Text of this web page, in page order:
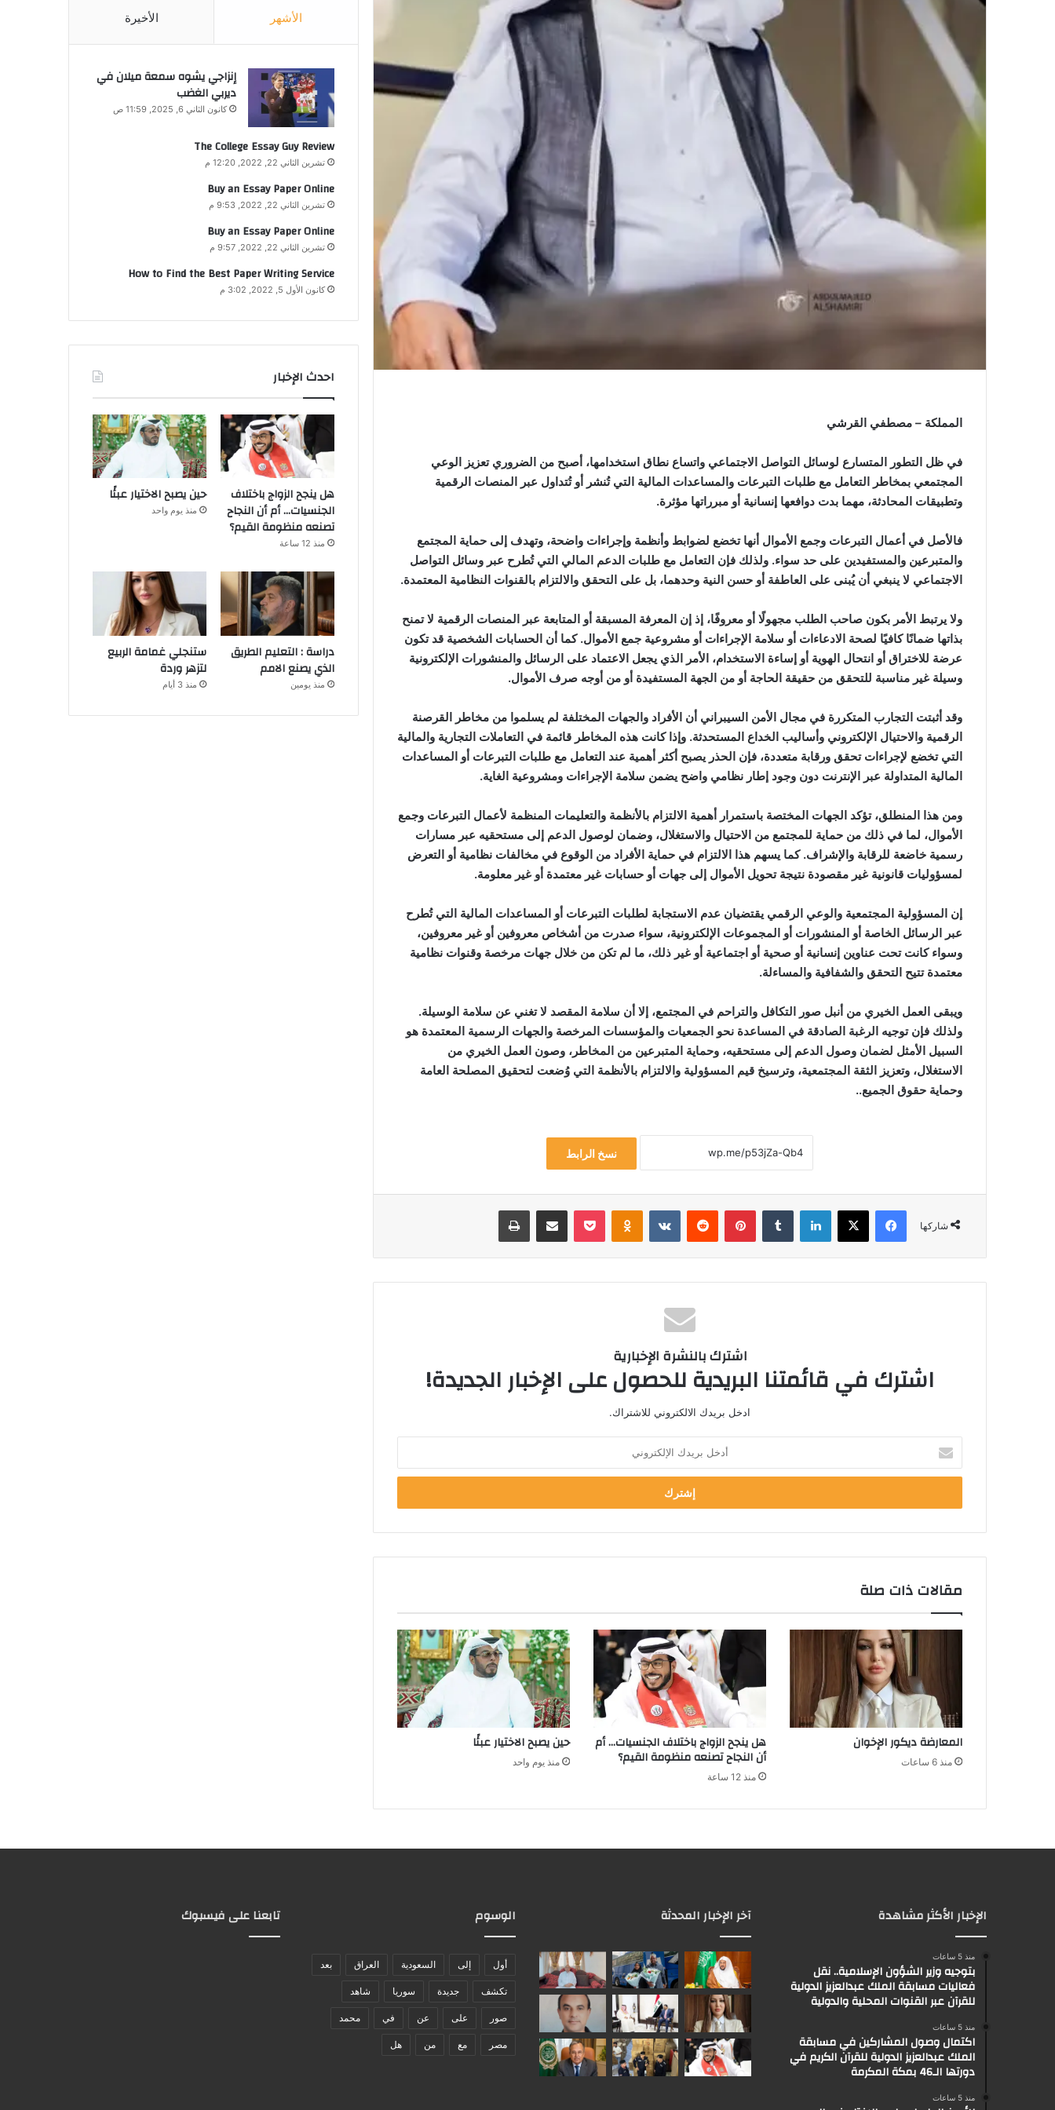
المملكة – مصطفي القرشي
في ظل التطور المتسارع لوسائل التواصل الاجتماعي واتساع نطاق استخدامها، أصبح من الضروري تعزيز الوعي
المجتمعي بمخاطر التعامل مع طلبات التبرعات والمساعدات المالية التي تُنشر أو تُتداول عبر المنصات الرقمية
وتطبيقات المحادثة، مهما بدت دوافعها إنسانية أو مبرراتها مؤثرة.
فالأصل في أعمال التبرعات وجمع الأموال أنها تخضع لضوابط وأنظمة وإجراءات واضحة، وتهدف إلى حماية المجتمع
والمتبرعين والمستفيدين على حد سواء. ولذلك فإن التعامل مع طلبات الدعم المالي التي تُطرح عبر وسائل التواصل
الاجتماعي لا ينبغي أن يُبنى على العاطفة أو حسن النية وحدهما، بل على التحقق والالتزام بالقنوات النظامية المعتمدة.
ولا يرتبط الأمر بكون صاحب الطلب مجهولًا أو معروفًا، إذ إن المعرفة المسبقة أو المتابعة عبر المنصات الرقمية لا تمنح
بذاتها ضمانًا كافيًا لصحة الادعاءات أو سلامة الإجراءات أو مشروعية جمع الأموال. كما أن الحسابات الشخصية قد تكون
عرضة للاختراق أو انتحال الهوية أو إساءة الاستخدام، الأمر الذي يجعل الاعتماد على الرسائل والمنشورات الإلكترونية
وسيلة غير مناسبة للتحقق من حقيقة الحاجة أو من الجهة المستفيدة أو من أوجه صرف الأموال.
وقد أثبتت التجارب المتكررة في مجال الأمن السيبراني أن الأفراد والجهات المختلفة لم يسلموا من مخاطر القرصنة
الرقمية والاحتيال الإلكتروني وأساليب الخداع المستحدثة. وإذا كانت هذه المخاطر قائمة في التعاملات التجارية والمالية
التي تخضع لإجراءات تحقق ورقابة متعددة، فإن الحذر يصبح أكثر أهمية عند التعامل مع طلبات التبرعات أو المساعدات
المالية المتداولة عبر الإنترنت دون وجود إطار نظامي واضح يضمن سلامة الإجراءات ومشروعية الغاية.
ومن هذا المنطلق، تؤكد الجهات المختصة باستمرار أهمية الالتزام بالأنظمة والتعليمات المنظمة لأعمال التبرعات وجمع
الأموال، لما في ذلك من حماية للمجتمع من الاحتيال والاستغلال، وضمان لوصول الدعم إلى مستحقيه عبر مسارات
رسمية خاضعة للرقابة والإشراف. كما يسهم هذا الالتزام في حماية الأفراد من الوقوع في مخالفات نظامية أو التعرض
لمسؤوليات قانونية غير مقصودة نتيجة تحويل الأموال إلى جهات أو حسابات غير معتمدة أو غير معلومة.
إن المسؤولية المجتمعية والوعي الرقمي يقتضيان عدم الاستجابة لطلبات التبرعات أو المساعدات المالية التي تُطرح
عبر الرسائل الخاصة أو المنشورات أو المجموعات الإلكترونية، سواء صدرت من أشخاص معروفين أو غير معروفين،
وسواء كانت تحت عناوين إنسانية أو صحية أو اجتماعية أو غير ذلك، ما لم تكن من خلال جهات مرخصة وقنوات نظامية
معتمدة تتيح التحقق والشفافية والمساءلة.
ويبقى العمل الخيري من أنبل صور التكافل والتراحم في المجتمع، إلا أن سلامة المقصد لا تغني عن سلامة الوسيلة.
ولذلك فإن توجيه الرغبة الصادقة في المساعدة نحو الجمعيات والمؤسسات المرخصة والجهات الرسمية المعتمدة هو
السبيل الأمثل لضمان وصول الدعم إلى مستحقيه، وحماية المتبرعين من المخاطر، وصون العمل الخيري من
الاستغلال، وتعزيز الثقة المجتمعية، وترسيخ قيم المسؤولية والالتزام بالأنظمة التي وُضعت لتحقيق المصلحة العامة
وحماية حقوق الجميع..
نسخ الرابط
شاركها
فيسبوك ‫X لينكدإن بينتيريست Odnoklassniki
‫Pocket مشاركة عبر البريد طباعة
اشترك بالنشرة الإخبارية
اشترك في قائمتنا البريدية للحصول على الإخبار الجديدة!
ادخل بريدك الالكتروني للاشتراك.
بريدك
الإلكتروني
مقالات ذات صلة
المعارضة ديكور الإخوان
منذ 6 ساعات
هل ينجح الزواج باختلاف الجنسيات… أم
أن النجاح تصنعه منظومة القيم؟
منذ 12 ساعة
حين يصبح الاختيار عبئًا
منذ يوم واحد
الأشهر الأخيرة
إنزاجي يشوه سمعة ميلان في
ديربي الغضب
كانون الثاني 6, 2025, 11:59 ص
The College Essay Guy Review
تشرين الثاني 22, 2022, 12:20 م
Buy an Essay Paper Online
تشرين الثاني 22, 2022, 9:53 م
Buy an Essay Paper Online
تشرين الثاني 22, 2022, 9:57 م
How to Find the Best Paper Writing Service
كانون الأول 5, 2022, 3:02 م
احدث الإخبار
هل ينجح الزواج باختلاف
الجنسيات… أم أن النجاح
تصنعه منظومة القيم؟
منذ 12 ساعة
حين يصبح الاختيار عبئًا
منذ يوم واحد
دراسة : التعليم الطريق
الذي يصنع الامم
منذ يومين
ستنجلي غمامة الربيع
لتزهر وردة
منذ 3 أيام
الإخبار الأكثر مشاهدة
منذ 5 ساعات
بتوجيه وزير الشؤون الإسلامية.. نقل
فعاليات مسابقة الملك عبدالعزيز الدولية
للقرآن عبر القنوات المحلية والدولية
منذ 5 ساعات
اكتمال وصول المشاركين في مسابقة
الملك عبدالعزيز الدولية للقرآن الكريم في
دورتها الـ46 بمكة المكرمة
منذ 5 ساعات
آخر الإخبار المحدثة الوسوم
أول إلى السعودية العراق بعد
تكشف جديدة سوريا شاهد
صور على عن في محمد
مصر مع من هل
تابعنا على فيسبوك